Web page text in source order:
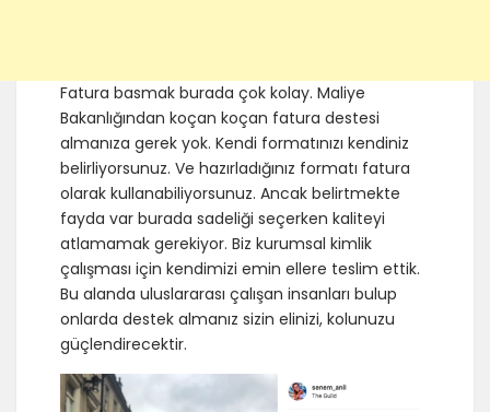
Fatura basmak burada çok kolay. Maliye
Bakanlığından koçan koçan fatura destesi
almanıza gerek yok. Kendi formatınızı kendiniz
belirliyorsunuz. Ve hazırladığınız formatı fatura
olarak kullanabiliyorsunuz. Ancak belirtmekte
fayda var burada sadeliği seçerken kaliteyi
atlamamak gerekiyor. Biz kurumsal kimlik
çalışması için kendimizi emin ellere teslim ettik.
Bu alanda uluslararası çalışan insanları bulup
onlarda destek almanız sizin elinizi, kolunuzu
güçlendirecektir.